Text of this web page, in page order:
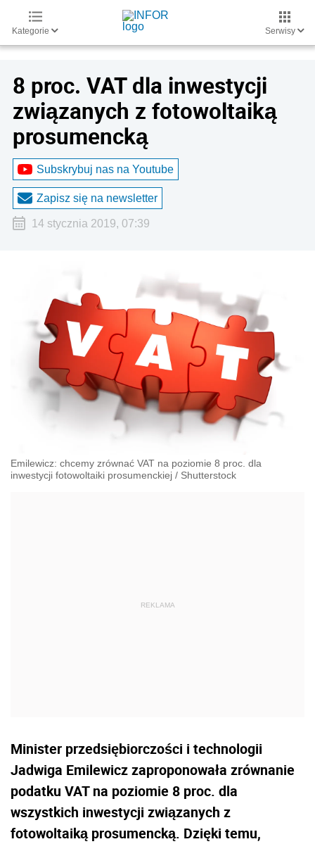
Kategorie Serwisy
8 proc. VAT dla inwestycji
związanych z fotowoltaiką
prosumencką
Subskrybuj nas na Youtube
Zapisz się na newsletter
14 stycznia 2019, 07:39
Emilewicz: chcemy zrównać VAT na poziomie 8 proc. dla
inwestycji fotowoltaiki prosumenckiej / Shutterstock
Minister przedsiębiorczości i technologii
Jadwiga Emilewicz zaproponowała zrównanie
podatku VAT na poziomie 8 proc. dla
wszystkich inwestycji związanych z
fotowoltaiką prosumencką. Dzięki temu,